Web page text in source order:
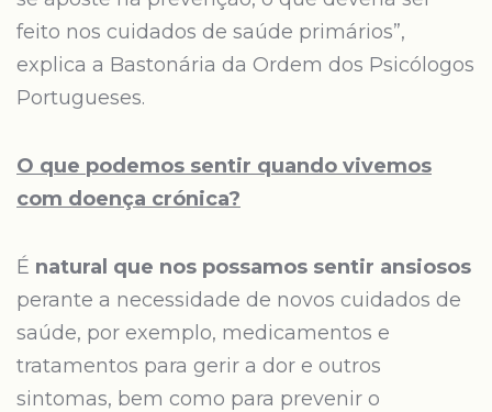
feito nos cuidados de saúde primários”,
explica a Bastonária da Ordem dos Psicólogos
Portugueses.
O que podemos sentir quando vivemos
com doença crónica?
É natural que nos possamos sentir ansiosos
perante a necessidade de novos cuidados de
saúde, por exemplo, medicamentos e
tratamentos para gerir a dor e outros
sintomas, bem como para prevenir o